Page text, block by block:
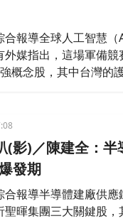
合報導全球人工智慧
外媒指出，這場軍備
概念股，其中台灣的
(影)／陳建全：
發期
合報導半導體建廠供
聖暉集團三大關鍵股